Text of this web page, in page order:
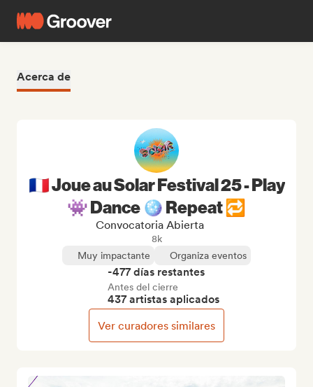
Acerca de
🇫🇷 Joue au Solar Festival 25 - Play
👾 Dance 🪩 Repeat 🔁
Convocatoria Abierta
8k
Muy impactante
Organiza eventos
-477 días restantes
Antes del cierre
437 artistas aplicados
Ver curadores similares